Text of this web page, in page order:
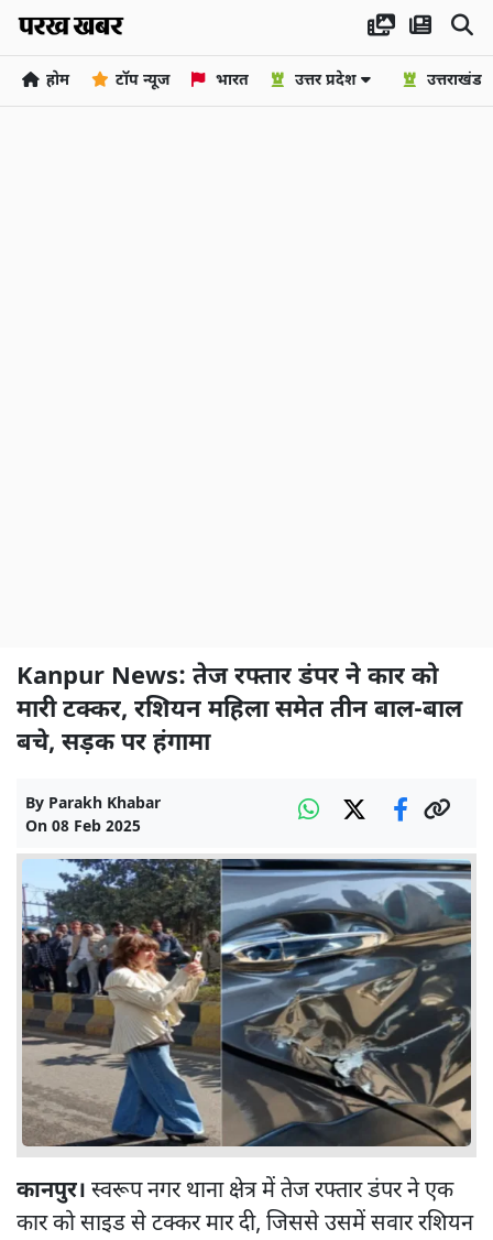
होम टॉप न्यूज भारत उत्तर प्रदेश उत्तराखंड
Kanpur News: तेज रफ्तार डंपर ने कार को
मारी टक्कर, रशियन महिला समेत तीन बाल-बाल
बचे, सड़क पर हंगामा
By Parakh Khabar
On 08 Feb 2025
कानपुर। स्वरूप नगर थाना क्षेत्र में तेज रफ्तार डंपर ने एक
कार को साइड से टक्कर मार दी, जिससे उसमें सवार रशियन